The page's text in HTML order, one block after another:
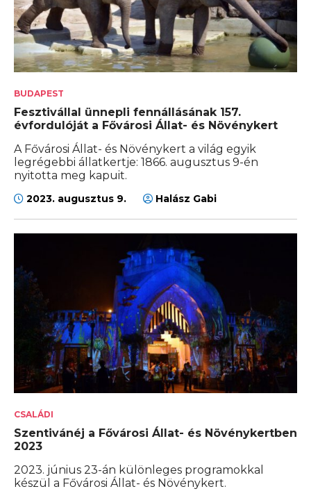
BUDAPEST
Fesztivállal ünnepli fennállásának 157.
évfordulóját a Fővárosi Állat- és Növénykert
A Fővárosi Állat- és Növénykert a világ egyik
legrégebbi állatkertje: 1866. augusztus 9-én
nyitotta meg kapuit.
2023. augusztus 9. Halász Gabi
CSALÁDI
Szentivánéj a Fővárosi Állat- és Növénykertben
2023
2023. június 23-án különleges programokkal
készül a Fővárosi Állat- és Növénykert.